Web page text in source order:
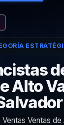
Alto
Ventas de